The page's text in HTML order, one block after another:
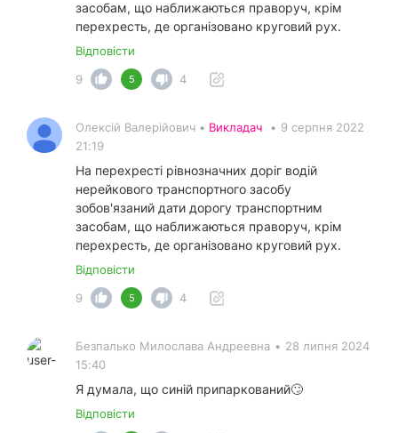
засобам, що наближаються праворуч, крім
перехресть, де організовано круговий рух.
Відповісти
9
5 4
Олексій Валерійович • Викладач • 9 серпня 2022
21:19
На перехресті рівнозначних доріг водій
нерейкового транспортного засобу
зобов'язаний дати дорогу транспортним
засобам, що наближаються праворуч, крім
перехресть, де організовано круговий рух.
Відповісти
9
5 4
Безпалько Милослава Андреевна • 28 липня 2024
15:40
Я думала, що синій припаркований🙄
Відповісти